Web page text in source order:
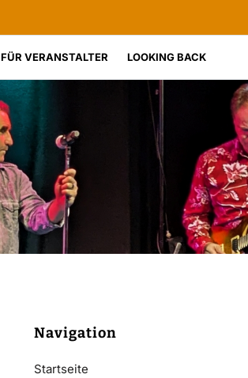
FÜR VERANSTALTER LOOKING BACK
Navigation
Startseite